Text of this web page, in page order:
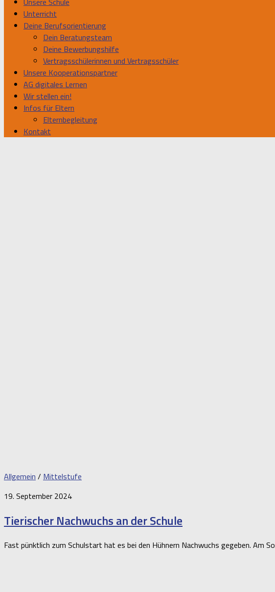
Unterricht
Deine Berufsorientierung
Dein Beratungsteam
Deine Bewerbungshilfe
Vertragsschülerinnen und Vertragsschüler
Unsere Kooperationspartner
AG digitales Lernen
Wir stellen ein!
Infos für Eltern
Elternbegleitung
Kontakt
Allgemein / Mittelstufe
19. September 2024
Tierischer Nachwuchs an der Schule
Fast pünktlich zum Schulstart hat es bei den Hühnern Nachwuchs gegeben. Am